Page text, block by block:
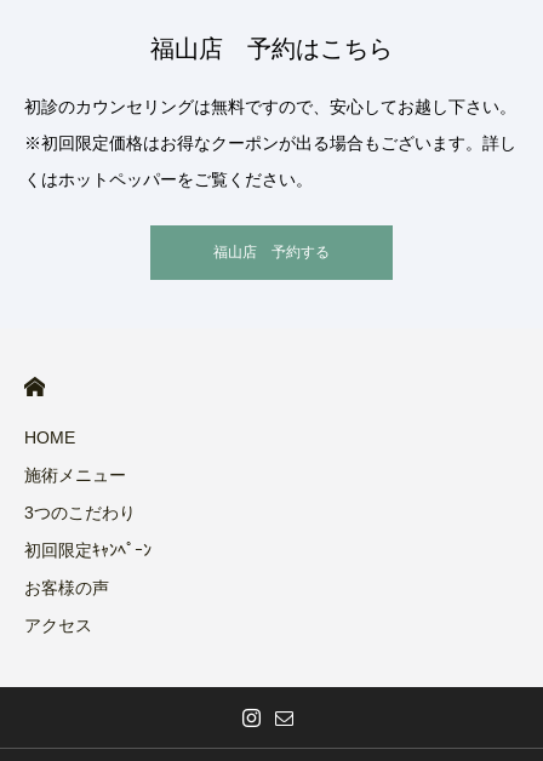
福山店 予約はこちら
初診のカウンセリングは無料ですので、安心してお越し下さい。
※初回限定価格はお得なクーポンが出る場合もございます。詳し
くはホットペッパーをご覧ください。
福山店 予約する
HOME
施術メニュー
3つのこだわり
初回限定ｷｬﾝﾍﾟｰﾝ
お客様の声
アクセス